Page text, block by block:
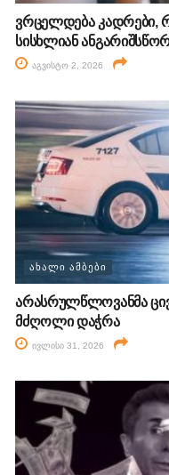
ვრცელდება კადრები,
სისხლიან
აგვისტო 2, 2026
ᲐᲮᲐᲚᲘ ᲐᲛᲑᲔᲑᲘ
არასრულწლოვანმა
მძღოლი დაჭრა
ივლისი 31, 2026